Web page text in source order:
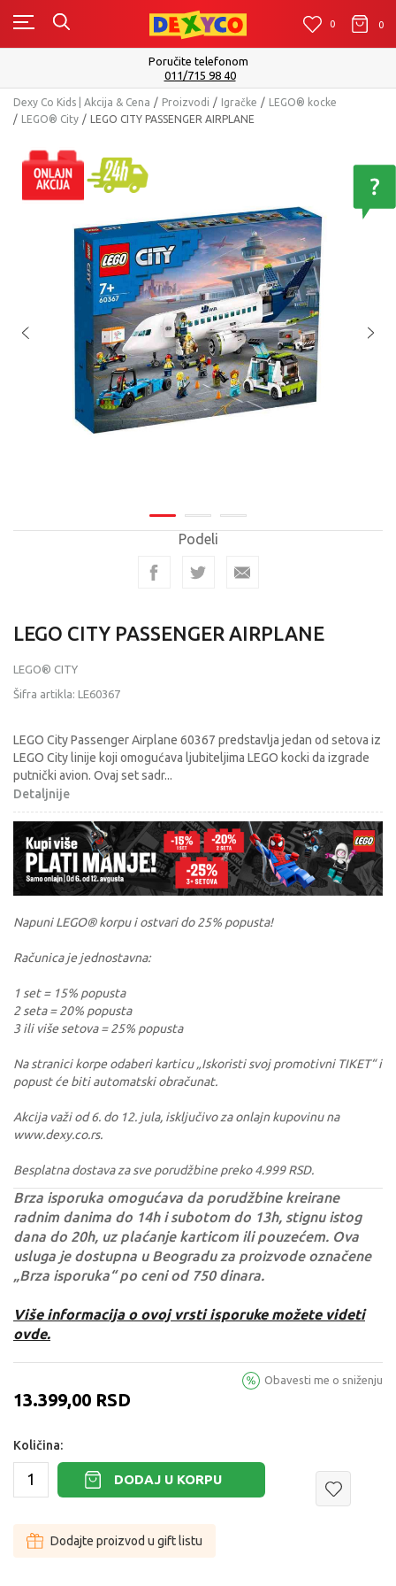
0 0 0
Isporuku možete očekivati u roku od 2 do 4 radna
Pogledaj više
Dexy Co Kids | Akcija & Cena Proizvodi Igračke
LEGO® kocke
LEGO® City
LEGO CITY PASSENGER AIRPLANE
Podeli
LEGO CITY PASSENGER AIRPLANE
LEGO® CITY
Šifra artikla: LE60367
LEGO City Passenger Airplane 60367 predstavlja jedan od setova iz
LEGO City linije koji omogućava ljubiteljima LEGO kocki da izgrade
putnički avion. Ovaj set sadr...
Detaljnije
Napuni LEGO® korpu i ostvari do 25% popusta!
Računica je jednostavna:
1 set = 15% popusta
2 seta = 20% popusta
3 ili više setova = 25% popusta
Na stranici korpe odaberi karticu „Iskoristi svoj promotivni TIKET“ i
popust će biti automatski obračunat.
Akcija važi od 6. do 12. jula, isključivo za onlajn kupovinu na
www.dexy.co.rs.
Besplatna dostava za sve porudžbine preko 4.999 RSD.
Brza isporuka omogućava da porudžbine kreirane
radnim danima do 14h i subotom do 13h, stignu istog
dana do 20h, uz plaćanje karticom ili pouzećem. Ova
usluga je dostupna u Beogradu za proizvode označene
„Brza isporuka“ po ceni od 750 dinara.
Više informacija o ovoj vrsti isporuke možete videti
ovde.
13.399,00 RSD
Obavesti me o sniženju
Količina:
DODAJ U KORPU
Dodajte proizvod u gift listu